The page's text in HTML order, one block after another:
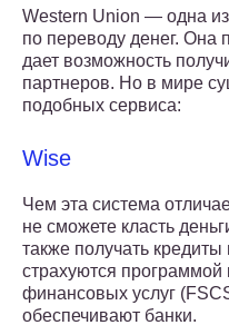
Western Union — одна
по переводу денег. Она
дает возможность
партнеров. Но в мире
подобных сервиса:
Wise
Чем эта система
не сможете класть
также получать
страхуются
финансовых услуг
обеспечивают банки.